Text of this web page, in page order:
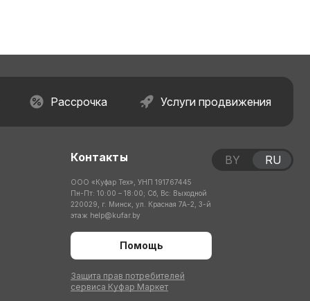
Рассрочка Услуги продвижения
Контакты
ООО «Куфар Тех», УНП 191767445
Пн-Пт: 10:00 – 18:00; Сб, Вс: Выходной
220029, г. Минск, ул. Красная 7А-2, 3-й
этаж help@kufar.by
Помощь
Защита прав потребителей
сервиса Куфар Маркет
BY RU